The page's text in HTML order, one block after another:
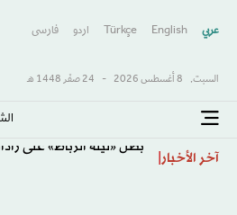
عربي English
Türkçe اردو فارسى
السبت, 8 أغسطس 2026 - 24 صفَر 1448 هـ
آخر الأخبار بطل «ليلة الرباط» على